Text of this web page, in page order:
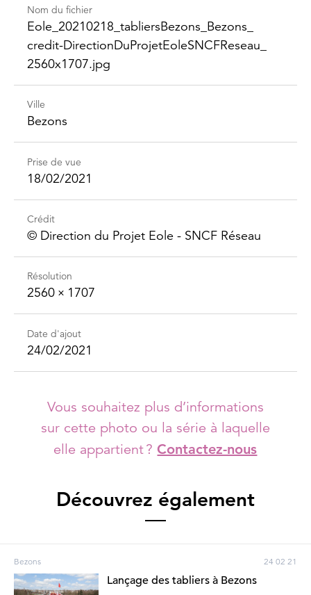
Nom du fichier
Eole_​20210218_​tabliers​Bezons_​Bezons_​
credit-​Direction​DuProjet​Eole​SNCFReseau_​
2560x1707.jpg
Ville
Bezons
Prise de vue
18/02/2021
Crédit
©️ Direction du Projet Eole - SNCF Réseau
Résolution
2560 × 1707
Date d'ajout
24/02/2021
Vous souhaitez plus d’informations
sur cette photo ou la série à laquelle
elle appartient ? Contactez-nous
Découvrez également
Bezons 24 02 21
Lançage des tabliers à Bezons